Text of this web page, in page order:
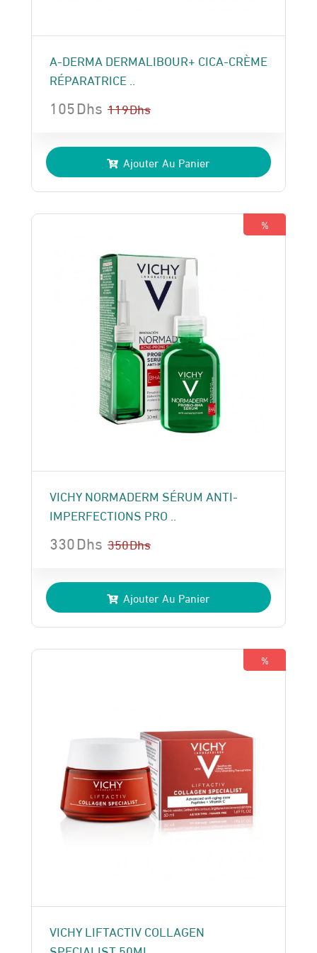
A-DERMA DERMALIBOUR+ CICA-CRÈME
RÉPARATRICE ..
119Dhs
prix
initial
était :
119 Dhs.
105Dhs
prix
actuel
est :
105 Dhs.
Ajouter Au Panier
%
VICHY NORMADERM SÉRUM ANTI-
IMPERFECTIONS PRO ..
350Dhs
prix
initial
était :
350 Dhs.
330Dhs
prix
actuel
est :
330 Dhs.
Ajouter Au Panier
%
VICHY LIFTACTIV COLLAGEN